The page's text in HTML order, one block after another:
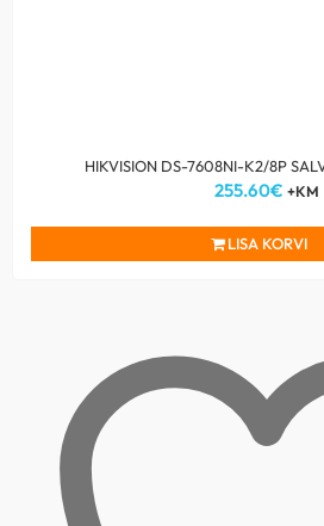
HIKVISION DS-7608NI-K2/8P
255.60€ +KM
LISA KORVI